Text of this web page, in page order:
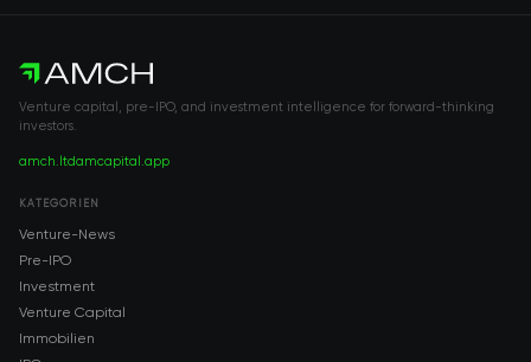
Venture capital, pre-IPO, and investment intelligence for forward-thinking
investors.
amch.ltdamcapital.app
KATEGORIEN
Venture-News
Pre-IPO
Investment
Venture Capital
Immobilien